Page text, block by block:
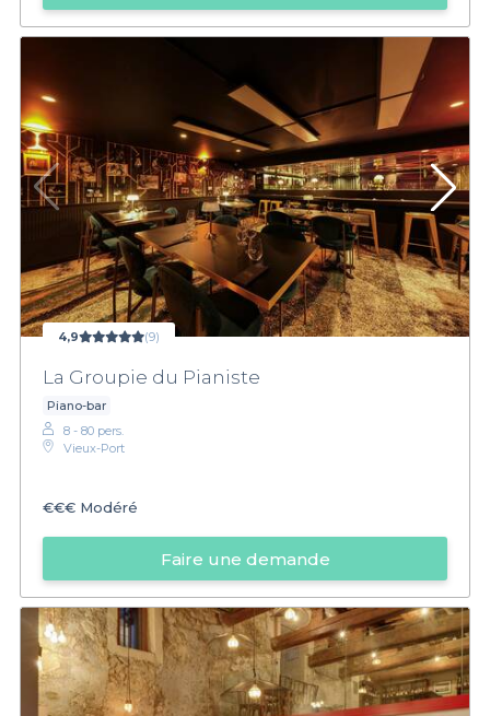
4,9 (9)
La Groupie du Pianiste
Piano-bar
8 - 80 pers.
Vieux-Port
€€€ Modéré
Faire une demande